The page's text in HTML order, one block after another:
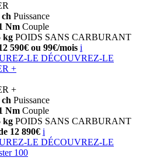
ch Puissance
Nm Couple
kg POIDS SANS CARBURANT
590€ ou 99€/mois i
LE DÉCOUVREZ-LE
+
+
ch Puissance
Nm Couple
kg POIDS SANS CARBURANT
12 890€ i
LE DÉCOUVREZ-LE
100